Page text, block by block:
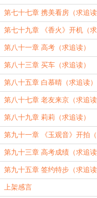
第七十七章 携美看房（求追读
第七十九章 《香火》开机（
读）
第八十一章 高考（求追读）
第八十三章 买车（求追读）
第八十五章 白慕晴（求追读）
第八十七章 老友来京（求追读
第八十九章 莉莉（求追读）
第九十一章 《玉观音》开拍
读）
第九十三章 高考成绩（求追读
第九十五章 签约特步（求追读
上架感言